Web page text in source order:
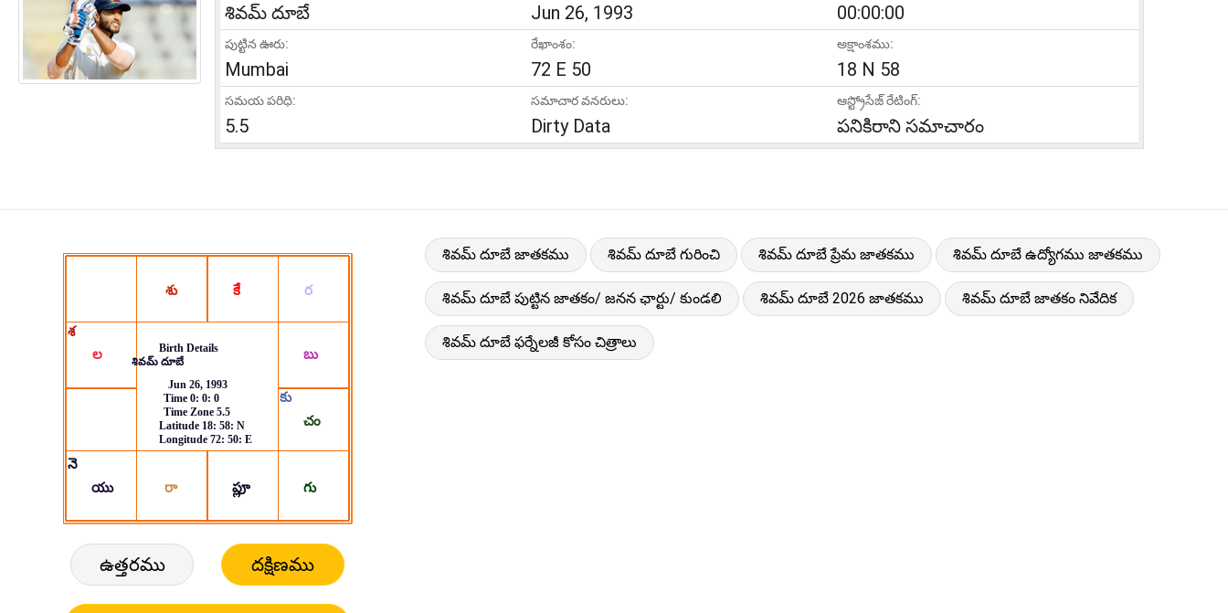
శివమ్ దూబే Jun 26, 1993 00:00:00
పుట్టిన ఊరు:
Mumbai
రేఖాంశం:
72 E 50
అక్షాంశము:
18 N 58
సమయ పరిధి:
5.5
సమాచార వనరులు:
Dirty Data
ఆస్ట్రోసేజ్ రేటింగ్:
పనికిరాని సమాచారం
ఉత్తరము దక్షిణము
శివమ్ దూబే జాతకము శివమ్ దూబే గురించి శివమ్ దూబే ప్రేమ జాతకము శివమ్ దూబే ఉద్యోగము జాతకము
శివమ్ దూబే పుట్టిన జాతకం/ జనన ఛార్టు/ కుండలి శివమ్ దూబే 2026 జాతకము శివమ్ దూబే జాతకం నివేదిక
శివమ్ దూబే ఫర్నేలజీ కోసం చిత్రాలు